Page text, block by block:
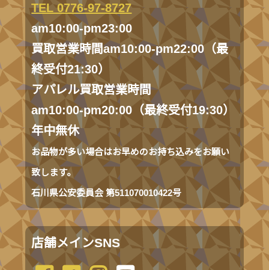
TEL 0776-97-8727
am10:00-pm23:00
買取営業時間am10:00-pm22:00（最
終受付21:30）
アパレル買取営業時間
am10:00-pm20:00（最終受付19:30）
年中無休
お品物が多い場合はお早めのお持ち込みをお願い
致します。
石川県公安委員会 第511070010422号
店舗メインSNS